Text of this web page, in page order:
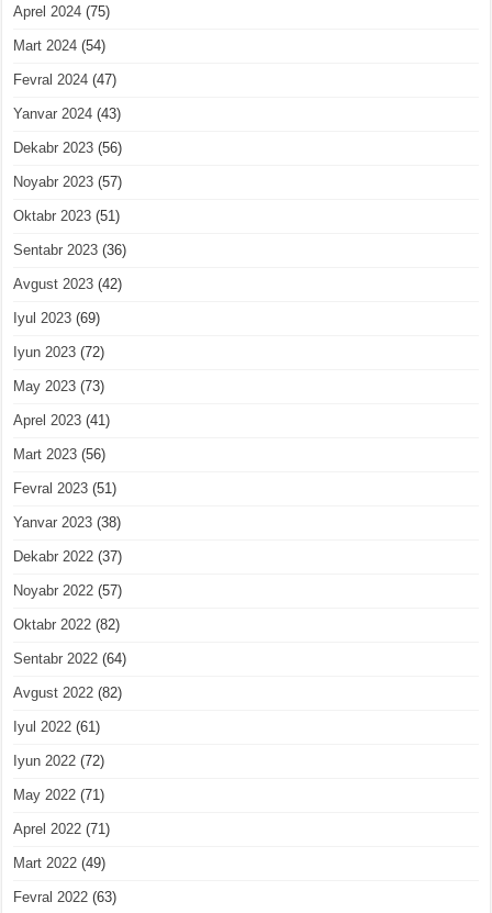
Aprel 2024 (75)
Mart 2024 (54)
Fevral 2024 (47)
Yanvar 2024 (43)
Dekabr 2023 (56)
Noyabr 2023 (57)
Oktabr 2023 (51)
Sentabr 2023 (36)
Avgust 2023 (42)
Iyul 2023 (69)
Iyun 2023 (72)
May 2023 (73)
Aprel 2023 (41)
Mart 2023 (56)
Fevral 2023 (51)
Yanvar 2023 (38)
Dekabr 2022 (37)
Noyabr 2022 (57)
Oktabr 2022 (82)
Sentabr 2022 (64)
Avgust 2022 (82)
Iyul 2022 (61)
Iyun 2022 (72)
May 2022 (71)
Aprel 2022 (71)
Mart 2022 (49)
Fevral 2022 (63)